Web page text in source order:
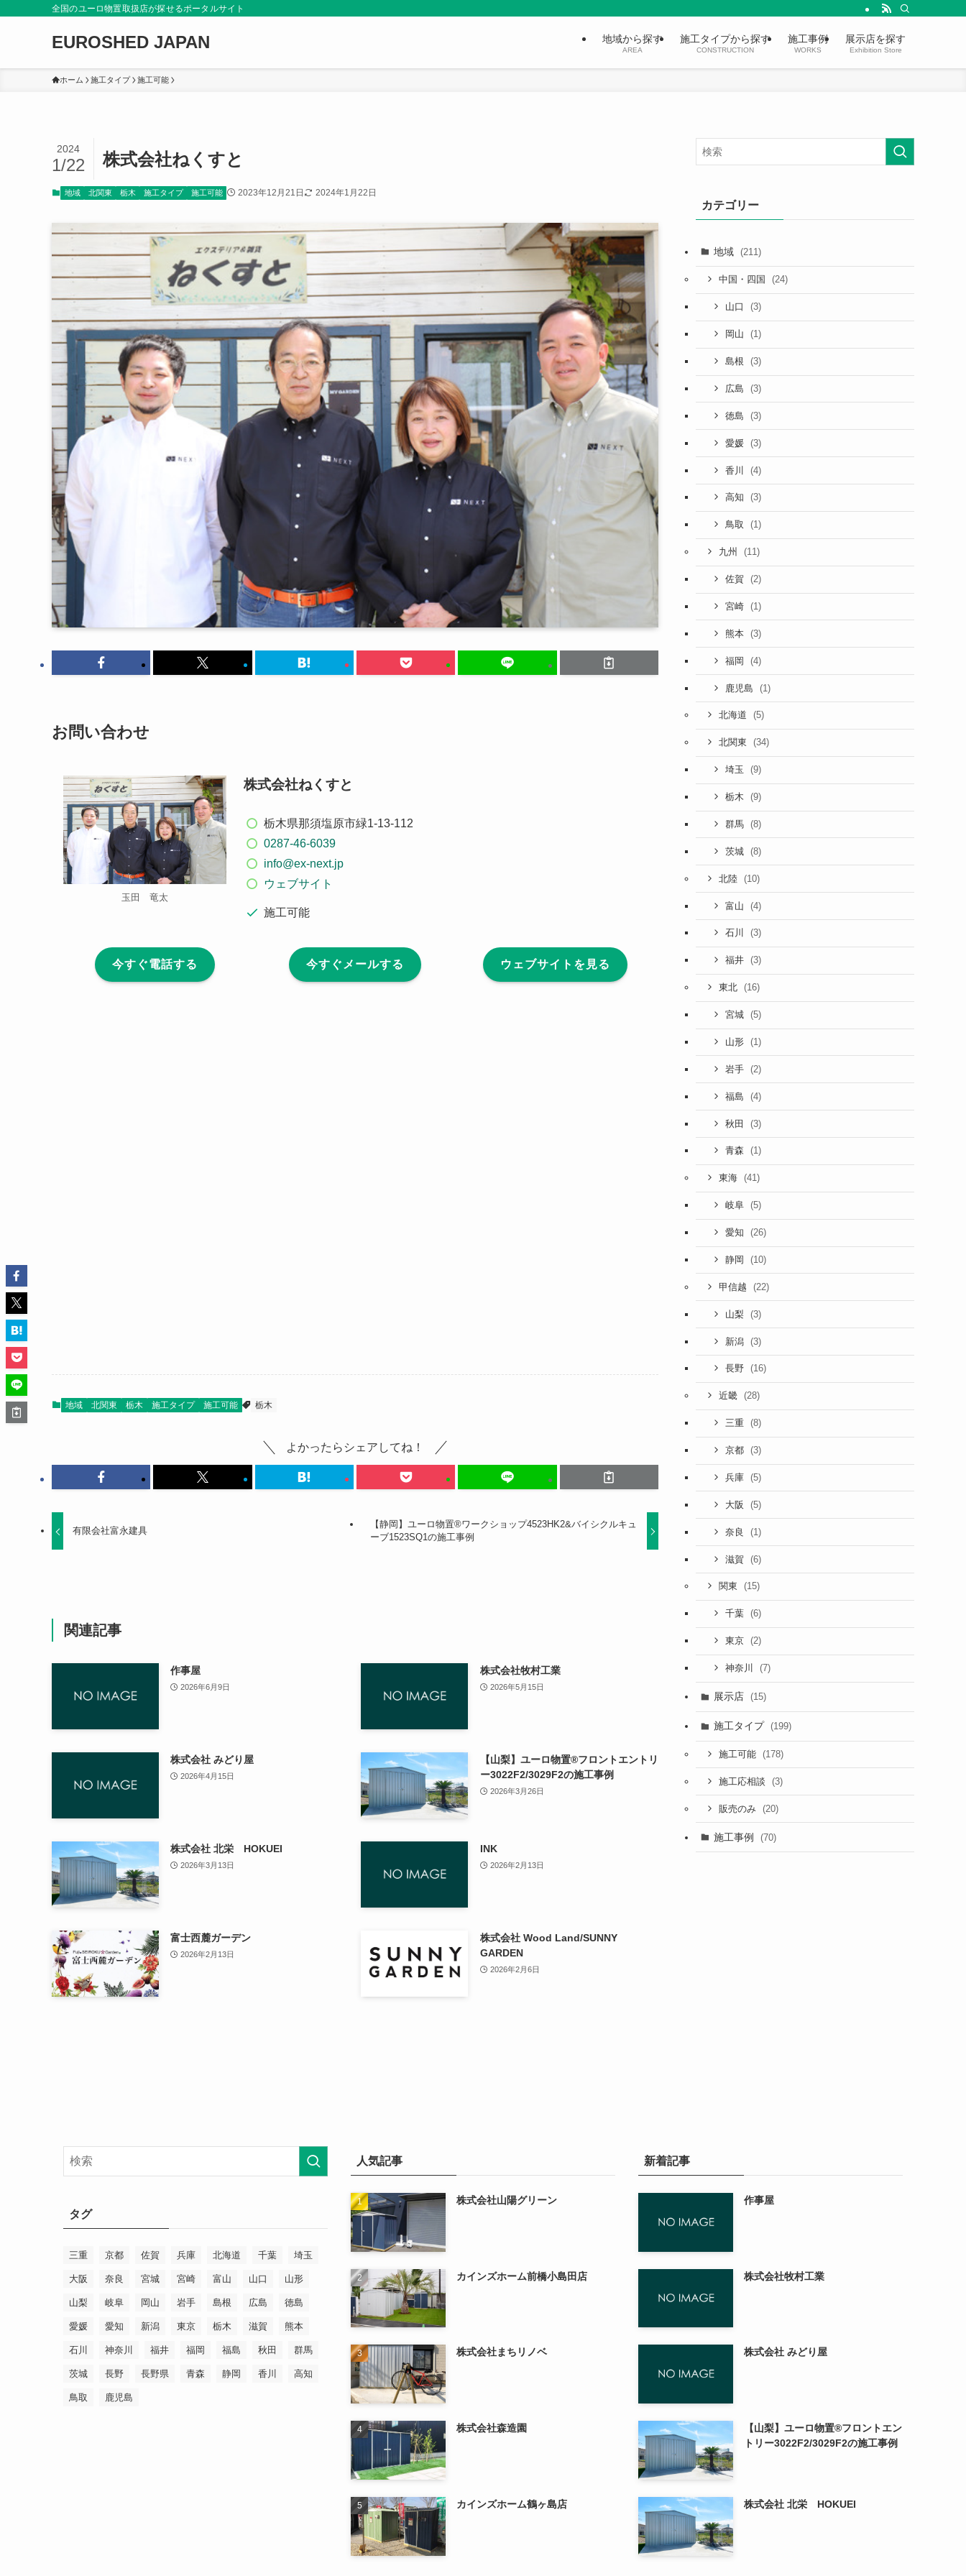
全国のユーロ物置取扱店が探せるポータルサイト
EUROSHED JAPAN 地域から探す
AREA
施工タイプから探す
CONSTRUCTION
施工事例
WORKS
展示店を探す
Exhibition Store
ホーム 施工タイプ 施工可能
株式会社ねくすと
2024
1/22
地域 北関東 栃木 施工タイプ 施工可能 2023年12月21日 2024年1月22日
お問い合わせ
玉田 竜太
株式会社ねくすと
栃木県那須塩原市緑1-13-112
0287-46-6039
info@ex-next.jp
ウェブサイト
施工可能
今すぐ電話する 今すぐメールする ウェブサイトを見る
地域 北関東 栃木 施工タイプ 施工可能 栃木
よかったらシェアしてね！
有限会社富永建具
【静岡】ユーロ物置®ワークショップ4523HK2&バイシクルキュ
ーブ1523SQ1の施工事例
関連記事
作事屋
2026年6月9日
株式会社牧村工業
2026年5月15日
株式会社 みどり屋
2026年4月15日
【山梨】ユーロ物置®フロントエントリ
ー3022F2/3029F2の施工事例
2026年3月26日
株式会社 北栄 HOKUEI
2026年3月13日
INK
2026年2月13日
富士西麓ガーデン
2026年2月13日
株式会社 Wood Land/SUNNY
GARDEN
2026年2月6日
カテゴリー
地域 (211)
中国・四国 (24)
山口 (3)
岡山 (1)
島根 (3)
広島 (3)
徳島 (3)
愛媛 (3)
香川 (4)
高知 (3)
鳥取 (1)
九州 (11)
佐賀 (2)
宮崎 (1)
熊本 (3)
福岡 (4)
鹿児島 (1)
北海道 (5)
北関東 (34)
埼玉 (9)
栃木 (9)
群馬 (8)
茨城 (8)
北陸 (10)
富山 (4)
石川 (3)
福井 (3)
東北 (16)
宮城 (5)
山形 (1)
岩手 (2)
福島 (4)
秋田 (3)
青森 (1)
東海 (41)
岐阜 (5)
愛知 (26)
静岡 (10)
甲信越 (22)
山梨 (3)
新潟 (3)
長野 (16)
近畿 (28)
三重 (8)
京都 (3)
兵庫 (5)
大阪 (5)
奈良 (1)
滋賀 (6)
関東 (15)
千葉 (6)
東京 (2)
神奈川 (7)
展示店 (15)
施工タイプ (199)
施工可能 (178)
施工応相談 (3)
販売のみ (20)
施工事例 (70)
タグ
三重 京都 佐賀 兵庫 北海道 千葉 埼玉
大阪 奈良 宮城 宮崎 富山 山口 山形
山梨 岐阜 岡山 岩手 島根 広島 徳島
愛媛 愛知 新潟 東京 栃木 滋賀 熊本
石川 神奈川 福井 福岡 福島 秋田 群馬
茨城 長野 長野県 青森 静岡 香川 高知
鳥取 鹿児島
人気記事
株式会社山陽グリーン
カインズホーム前橋小島田店
株式会社まちリノベ
株式会社森造園
カインズホーム鶴ヶ島店
新着記事
作事屋
株式会社牧村工業
株式会社 みどり屋
【山梨】ユーロ物置®フロントエン
トリー3022F2/3029F2の施工事例
株式会社 北栄 HOKUEI